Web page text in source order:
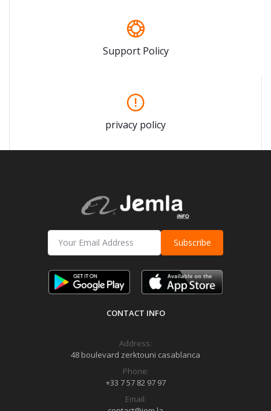
Support Policy
privacy policy
Subscribe
CONTACT INFO
Address:
48 boulevard zerktouni casablanca
Phone:
+33 7 57 82 97 97
Email: